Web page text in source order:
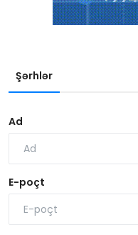
Şərhlər
Ad
E-poçt